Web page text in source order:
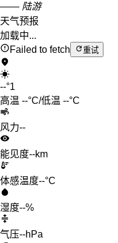
—— 陆游
天气预报
加载中...
Failed to fetch
重试
--°1
高温 --°C/低温 --°C
风力--
能见度--km
体感温度--°C
湿度--%
气压--hPa